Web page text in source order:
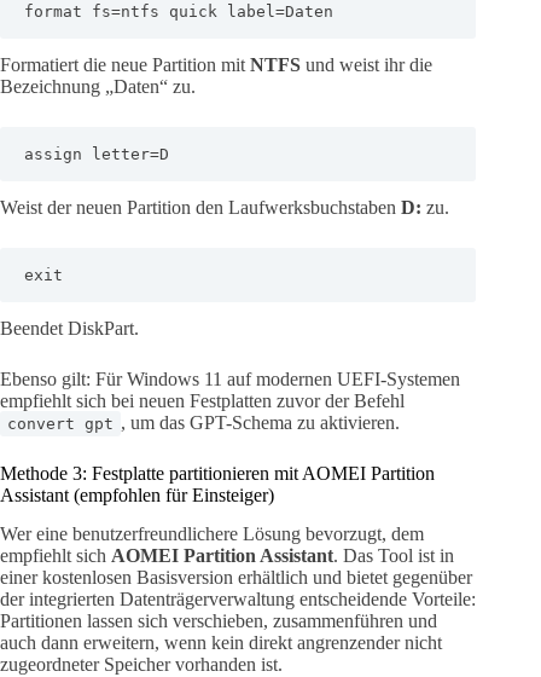
format fs=ntfs quick label=Daten
Formatiert die neue Partition mit NTFS und weist ihr die
Bezeichnung „Daten“ zu.
assign letter=D
Weist der neuen Partition den Laufwerksbuchstaben D: zu.
exit
Beendet DiskPart.
Ebenso gilt: Für Windows 11 auf modernen UEFI-Systemen
empfiehlt sich bei neuen Festplatten zuvor der Befehl
convert gpt , um das GPT-Schema zu aktivieren.
Methode 3: Festplatte partitionieren mit AOMEI Partition
Assistant (empfohlen für Einsteiger)
Wer eine benutzerfreundlichere Lösung bevorzugt, dem
empfiehlt sich AOMEI Partition Assistant. Das Tool ist in
einer kostenlosen Basisversion erhältlich und bietet gegenüber
der integrierten Datenträgerverwaltung entscheidende Vorteile:
Partitionen lassen sich verschieben, zusammenführen und
auch dann erweitern, wenn kein direkt angrenzender nicht
zugeordneter Speicher vorhanden ist.